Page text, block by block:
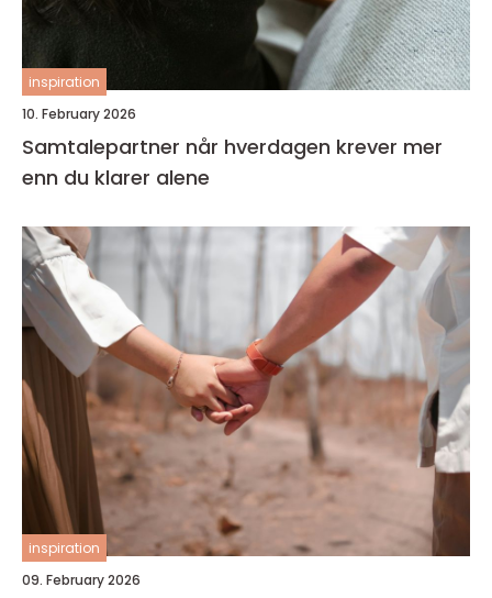
inspiration
10. February 2026
Samtalepartner når hverdagen krever mer
enn du klarer alene
inspiration
09. February 2026